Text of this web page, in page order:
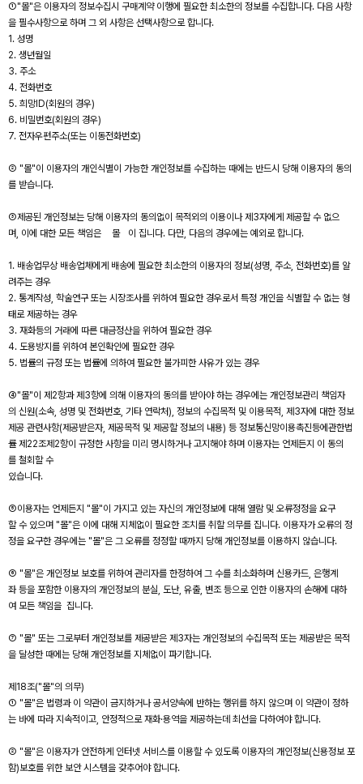
①"몰"은 이용자의 정보수집시 구매계약 이행에 필요한 최소한의 정보를 수집합니다. 다음 사항
을 필수사항으로 하며 그 외 사항은 선택사항으로 합니다.
1. 성명
2. 생년월일
3. 주소
4. 전화번호
5. 희망ID(회원의 경우)
6. 비밀번호(회원의 경우)
7. 전자우편주소(또는 이동전화번호)
② "몰"이 이용자의 개인식별이 가능한 개인정보를 수집하는 때에는 반드시 당해 이용자의 동의
를 받습니다.
③제공된 개인정보는 당해 이용자의 동의없이 목적외의 이용이나 제3자에게 제공할 수 없으
며, 이에 대한 모든 책임은 몰 이 집니다. 다만, 다음의 경우에는 예외로 합니다.
1. 배송업무상 배송업체에게 배송에 필요한 최소한의 이용자의 정보(성명, 주소, 전화번호)를 알
려주는 경우
2. 통계작성, 학술연구 또는 시장조사를 위하여 필요한 경우로서 특정 개인을 식별할 수 없는 형
태로 제공하는 경우
3. 재화등의 거래에 따른 대금정산을 위하여 필요한 경우
4. 도용방지를 위하여 본인확인에 필요한 경우
5. 법률의 규정 또는 법률에 의하여 필요한 불가피한 사유가 있는 경우
④"몰"이 제2항과 제3항에 의해 이용자의 동의를 받아야 하는 경우에는 개인정보관리 책임자
의 신원(소속, 성명 및 전화번호, 기타 연락처), 정보의 수집목적 및 이용목적, 제3자에 대한 정보
제공 관련사항(제공받은자, 제공목적 및 제공할 정보의 내용) 등 정보통신망이용촉진등에관한법
률 제22조제2항이 규정한 사항을 미리 명시하거나 고지해야 하며 이용자는 언제든지 이 동의
를 철회할 수
있습니다.
⑤이용자는 언제든지 "몰"이 가지고 있는 자신의 개인정보에 대해 열람 및 오류정정을 요구
할 수 있으며 "몰"은 이에 대해 지체없이 필요한 조치를 취할 의무를 집니다. 이용자가 오류의 정
정을 요구한 경우에는 "몰"은 그 오류를 정정할 때까지 당해 개인정보를 이용하지 않습니다.
⑥ "몰"은 개인정보 보호를 위하여 관리자를 한정하여 그 수를 최소화하며 신용카드, 은행계
좌 등을 포함한 이용자의 개인정보의 분실, 도난, 유출, 변조 등으로 인한 이용자의 손해에 대하
여 모든 책임을 집니다.
⑦ "몰" 또는 그로부터 개인정보를 제공받은 제3자는 개인정보의 수집목적 또는 제공받은 목적
을 달성한 때에는 당해 개인정보를 지체없이 파기합니다.
제18조("몰"의 의무)
① "몰"은 법령과 이 약관이 금지하거나 공서양속에 반하는 행위를 하지 않으며 이 약관이 정하
는 바에 따라 지속적이고, 안정적으로 재화·용역을 제공하는데 최선을 다하여야 합니다.
② "몰"은 이용자가 안전하게 인터넷 서비스를 이용할 수 있도록 이용자의 개인정보(신용정보 포
함)보호를 위한 보안 시스템을 갖추어야 합니다.